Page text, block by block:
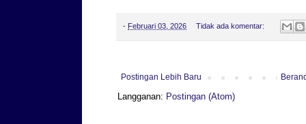
- Februari 03, 2026 Tidak ada komentar:
Postingan Lebih Baru
Langganan: Postingan (Atom)